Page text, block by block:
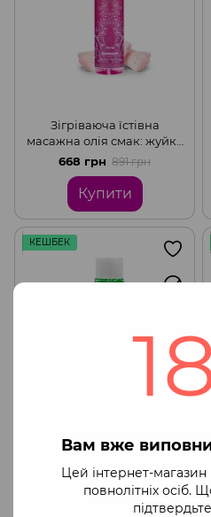
Вам вже
Цей інтернет-магазин
повнолітніх осіб.
Зігріваюча їстівна
масажна олія смак: жуйка
HOT OIL, 100 мл Nuei
668 грн 891 грн
Купити
КЕШБЕК
масажна олія смак: кавун
668 грн
Купити